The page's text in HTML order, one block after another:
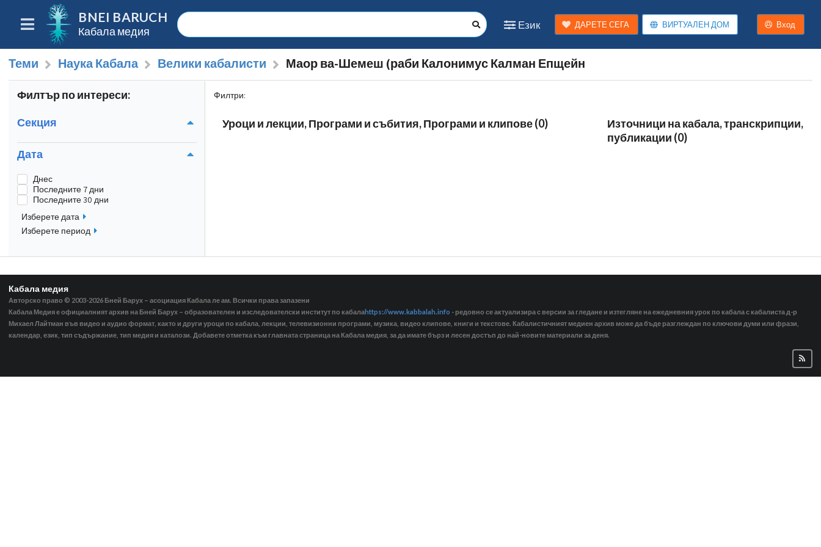
BNEI BARUCH
Кабала медия
Език ДАРЕТЕ СЕГА ВИРТУАЛЕН ДОМ Вход
Теми Наука Кабала Велики кабалисти Маор ва-Шемеш (раби Калонимус Калман Епщейн
Филтър по интереси:
Секция
Дата
Днес
Последните 7 дни
Последните 30 дни
Изберете дата
Изберете период
Филтри:
Уроци и лекции, Програми и събития, Програми и клипове (0)
Източници на кабала, транскрипции,
публикации (0)
Кабала медия
Авторско право © 2003-2026 Бней Барух – асоциация Кабала ле ам. Всички права запазени
Кабала Медия е официалният архив на Бней Барух – образователен и изследователски институт по кабалаhttps://www.kabbalah.info - редовно се актуализира с версии за гледане и изтегляне на ежедневния урок по кабала с кабалиста д-р
Михаел Лайтман във видео и аудио формат, както и други уроци по кабала, лекции, телевизионни програми, музика, видео клипове, книги и текстове. Кабалистичният медиен архив може да бъде разглеждан по ключови думи или фрази,
календар, език, тип съдържание, тип медия и каталози. Добавете отметка към главната страница на Кабала медия, за да имате бърз и лесен достъп до най-новите материали за деня.